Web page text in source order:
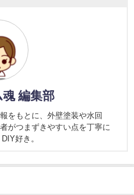
魂 編集部
をもとに、外壁塗装や水回
がつまずきやすい点を丁寧に
好き。